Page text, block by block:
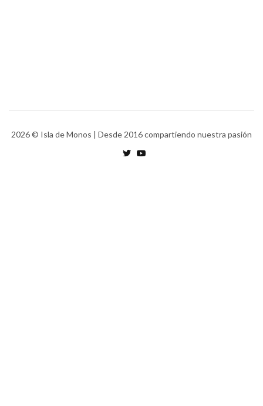
2026© Isla de Monos | Desde 2016 compartiendo nuestra pasión